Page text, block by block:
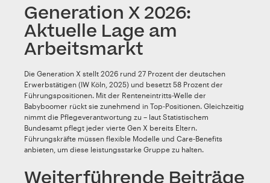
Generation X 2026:
Aktuelle Lage am
Arbeitsmarkt
Die Generation X stellt 2026 rund 27 Prozent der deutschen
Erwerbstätigen (IW Köln, 2025) und besetzt 58 Prozent der
Führungspositionen. Mit der Renteneintritts-Welle der
Babyboomer rückt sie zunehmend in Top-Positionen. Gleichzeitig
nimmt die Pflegeverantwortung zu – laut Statistischem
Bundesamt pflegt jeder vierte Gen X bereits Eltern.
Führungskräfte müssen flexible Modelle und Care-Benefits
anbieten, um diese leistungsstarke Gruppe zu halten.